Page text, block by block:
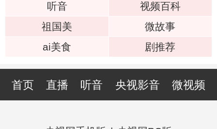
听音
视频百科
祖国美
微故事
ai美食
剧推荐
首页 直播 听音 央视影音 微视频